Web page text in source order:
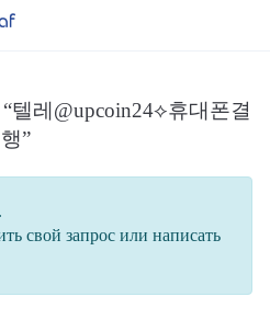
“텔레@upcoin24⟡휴대폰결
”
свой запрос или написать